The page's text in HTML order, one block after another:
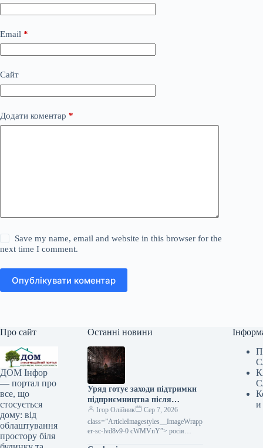
Email *
Сайт
Додати коментар *
Save my name, email and website in this browser for the
next time I comment.
Опублікувати коментар
Про сайт
ДОМ Інфор
— портал про
все, що
стосується
дому: від
облаштування
простору біля
Останні новини
Уряд готує заходи підтримки
підприємництва після
російських атак
Ігор Олійник
Сер 7, 2026
class=”ArticleImagestyles__ImageWrapp
er-sc-lvd8v9-0 cWMVnY”> росія
и